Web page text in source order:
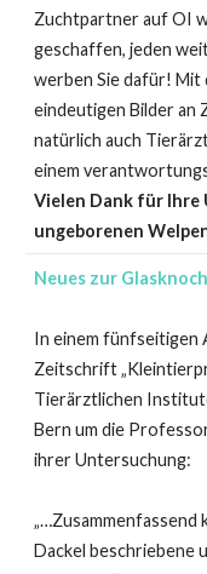
Zuchtpartner auf OI
geschaffen, jeden
werben Sie dafür! Mit
eindeutigen Bilder an
natürlich auch
einem
Vielen Dank für
ungeborenen
Neues zur
In einem
Zeitschrift
Tierärztlichen
Bern um die
ihrer Untersuchung:
„…Zusammenfassend
Dackel beschriebene